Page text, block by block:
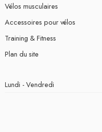
Vélos musculaires
Accessoires pour vélos
Training & Fitness
Plan du site
Lundi - Vendredi